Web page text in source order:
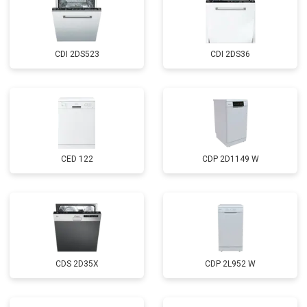
Замена нижнего уплотнителя
Замена заливного шланга с
системой Аквастоп
от 1100 ₽ Заказать
Диагностика бесплатно Заказать
CDI 2DS523 CDI 2DS36
CED 122 CDP 2D1149 W
CDS 2D35X CDP 2L952 W